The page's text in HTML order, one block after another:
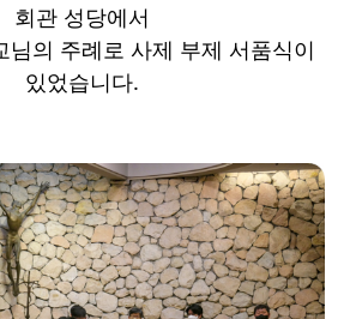
회관 성당에서
님의 주례로 사제 부제 서품식이
있었습니다.